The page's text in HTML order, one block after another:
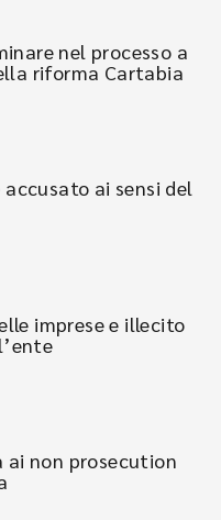
nel processo a
riforma Cartabia
ai sensi del
imprese e illecito
non prosecution